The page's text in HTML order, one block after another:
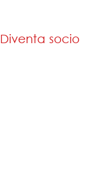
Diventa socio